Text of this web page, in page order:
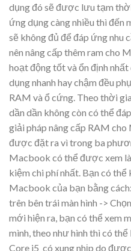
dụng đó sẽ được lưu tạm
ứng dụng càng nhiều thì đến
sẽ không đủ để đáp ứng nhu
nên nâng cấp thêm ram cho
hoạt động tốt và ổn định
dụng nhanh hay chậm đều
RAM và ổ cứng. Theo thời
dần dần không còn có thể
giải pháp nâng cấp RAM
được đặt ra vì trong ba
Macbook có thể được xem
kiệm chi phí nhất. Bạn có
Macbook của bạn bằng
trên bên trái màn hình ->
mới hiện ra, bạn có thể xem
mình, theo như hình thì có
Core i5 có xung nhịp do